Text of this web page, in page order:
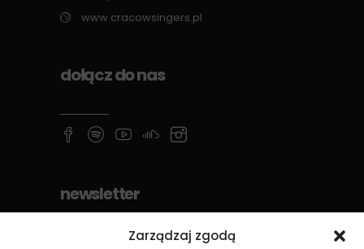
Zarządzaj zgodą
www.cracowsingers.pl
dołącz do nas
newsletter